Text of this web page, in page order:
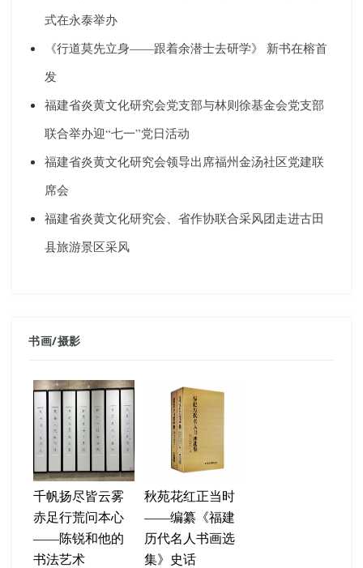
式在永泰举办
《行道莫先立身——跟着余潜士去研学》 新书在榕首
发
福建省炎黄文化研究会党支部与林则徐基金会党支部
联合举办迎“七一”党日活动
福建省炎黄文化研究会领导出席福州金汤社区党建联
席会
福建省炎黄文化研究会、省作协联合采风团走进古田
县旅游景区采风
书画/摄影
千帆扬尽皆云雾
赤足行荒问本心
——陈锐和他的
书法艺术
秋苑花红正当时
——编纂《福建
历代名人书画选
集》史话